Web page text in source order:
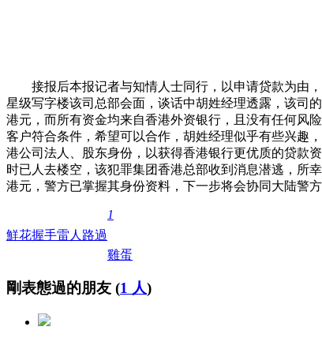
接报后本报记者与知情人士同行，以申请贷款为由，
星级写字楼该司总部会面，谈话中胡姓经理透露，该司
港元，而所有资金均来自香港外资银行，且没有任何风
客户符合条件，希望可以合作，胡姓经理似乎有些兴趣
港公司法人、股东身份，以获得香港银行更优质的贷款
时已人去楼空，该犯罪集团香港总部收到消息潜逃，所
港元，警方已掌握其身份资料，下一步将会协同大陆警
鮮花握手雷人 路過
1
雞蛋
剛表態過的朋友 (1 人)